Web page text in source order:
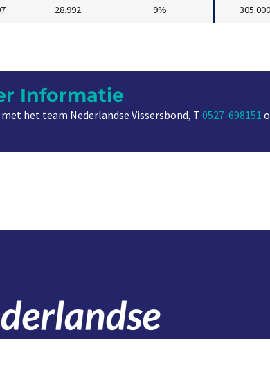
28.992 9% 305.000
Informatie
het team Nederlandse Vissersbond, T0527-698151